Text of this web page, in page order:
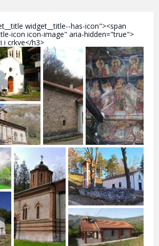
widget__title--has-icon"><span
icon icon-image" aria-hidden="true">
i crkve</h3>